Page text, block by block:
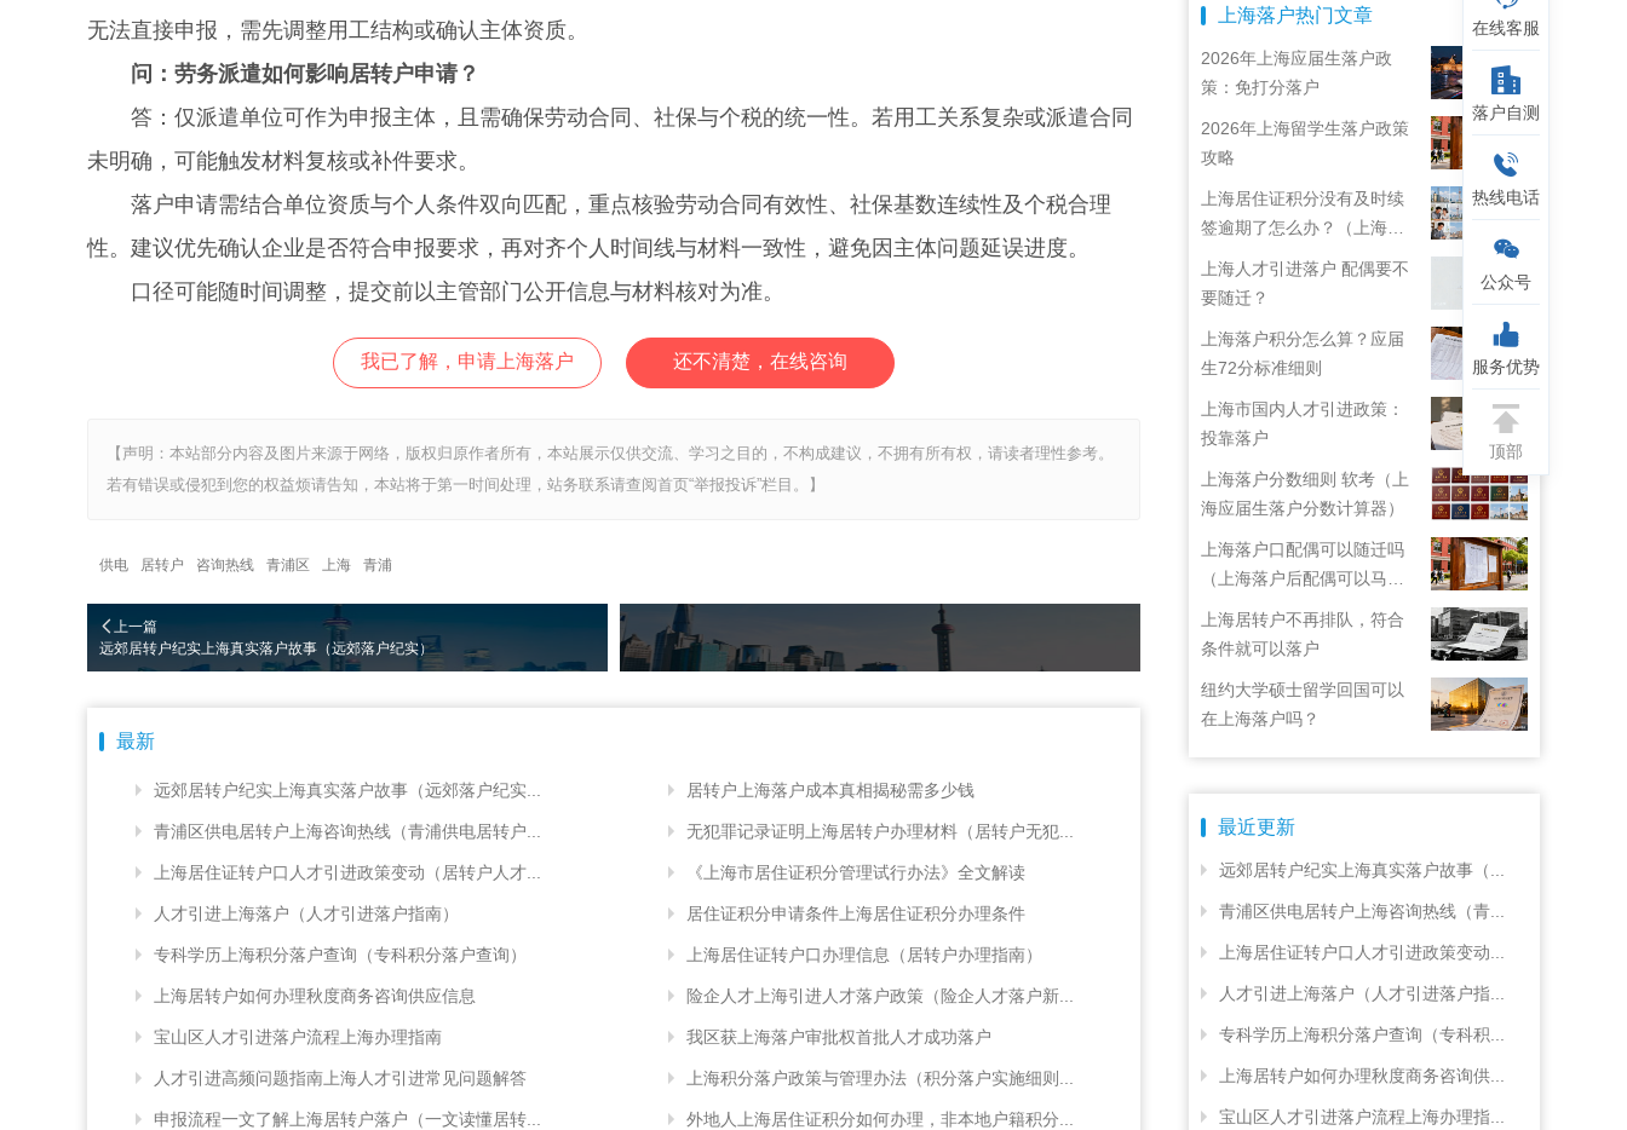
无法直接申报，需先调整用工结构或确认主体资质。
问：劳务派遣如何影响居转户申请？
答：仅派遣单位可作为申报主体，且需确保劳动合同、社保与个税的统一性。若用工关系复杂或派遣合同
未明确，可能触发材料复核或补件要求。
落户申请需结合单位资质与个人条件双向匹配，重点核验劳动合同有效性、社保基数连续性及个税合理
性。建议优先确认企业是否符合申报要求，再对齐个人时间线与材料一致性，避免因主体问题延误进度。
口径可能随时间调整，提交前以主管部门公开信息与材料核对为准。
我已了解，申请上海落户 还不清楚，在线咨询
【声明：本站部分内容及图片来源于网络，版权归原作者所有，本站展示仅供交流、学习之目的，不构成建议，不拥有所有权，请读者理性参考。
若有错误或侵犯到您的权益烦请告知，本站将于第一时间处理，站务联系请查阅首页“举报投诉”栏目。】
供电 居转户 咨询热线 青浦区 上海 青浦
上一篇
远郊居转户纪实上海真实落户故事（远郊落户纪实）
最新
远郊居转户纪实上海真实落户故事（远郊落户纪实...
青浦区供电居转户上海咨询热线（青浦供电居转户...
上海居住证转户口人才引进政策变动（居转户人才...
人才引进上海落户（人才引进落户指南）
专科学历上海积分落户查询（专科积分落户查询）
上海居转户如何办理秋度商务咨询供应信息
宝山区人才引进落户流程上海办理指南
人才引进高频问题指南上海人才引进常见问题解答
申报流程一文了解上海居转户落户（一文读懂居转...
居转户上海落户成本真相揭秘需多少钱
无犯罪记录证明上海居转户办理材料（居转户无犯...
《上海市居住证积分管理试行办法》全文解读
居住证积分申请条件上海居住证积分办理条件
上海居住证转户口办理信息（居转户办理指南）
险企人才上海引进人才落户政策（险企人才落户新...
我区获上海落户审批权首批人才成功落户
上海积分落户政策与管理办法（积分落户实施细则...
外地人上海居住证积分如何办理，非本地户籍积分...
上海落户热门文章
2026年上海应届生落户政
策：免打分落户
2026年上海留学生落户政策
攻略
上海居住证积分没有及时续
签逾期了怎么办？（上海居
住证续签了但积分忘了）
上海人才引进落户 配偶要不
要随迁？
上海落户积分怎么算？应届
生72分标准细则
上海市国内人才引进政策：
投靠落户
上海落户分数细则 软考（上
海应届生落户分数计算器）
上海落户口配偶可以随迁吗
（上海落户后配偶可以马上
随迁吗？）
上海居转户不再排队，符合
条件就可以落户
纽约大学硕士留学回国可以
在上海落户吗？
最近更新
远郊居转户纪实上海真实落户故事（...
青浦区供电居转户上海咨询热线（青...
上海居住证转户口人才引进政策变动...
人才引进上海落户（人才引进落户指...
专科学历上海积分落户查询（专科积...
上海居转户如何办理秋度商务咨询供...
宝山区人才引进落户流程上海办理指...
在线客服
落户自测
热线电话
公众号
服务优势
顶部